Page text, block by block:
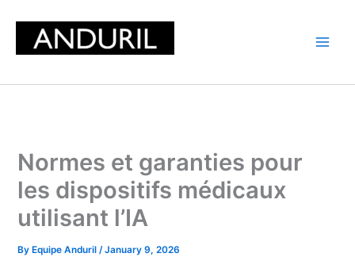
content
Normes et garanties pour
les dispositifs médicaux
utilisant l’IA
By Equipe Anduril/January 9, 2026